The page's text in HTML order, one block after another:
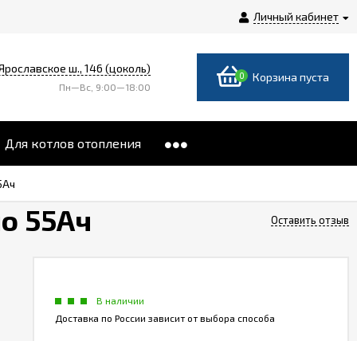
Личный кабинет
ш., 146 (цоколь)
Пн—Вс, 9:00—18:00
0 Корзина пуста
Для котлов отопления
55Ач Оставить отзыв
В наличии
Доставка по России зависит от выбора способа